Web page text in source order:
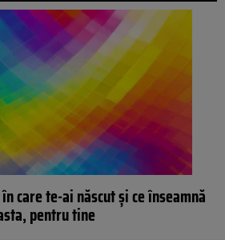
care te-ai născut și ce înseamnă
pentru tine